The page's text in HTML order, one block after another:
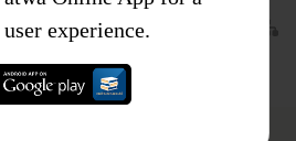
روزہ
کتب
احکام و
experience.